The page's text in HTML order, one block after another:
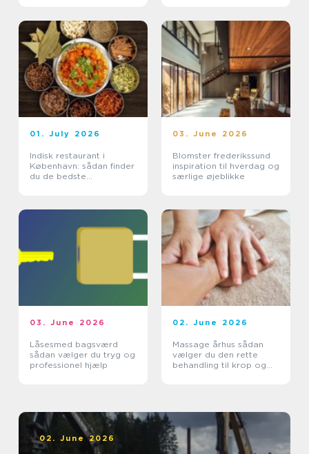
01. July 2026
Indisk restaurant i
København: sådan finder
du de bedste
03. June 2026
Blomster frederikssund
inspiration til hverdag og
særlige øjeblikke
03. June 2026
Låsesmed bagsværd
sådan vælger du tryg og
professionel hjælp
02. June 2026
Massage århus sådan
vælger du den rette
behandling til krop og
02. June 2026